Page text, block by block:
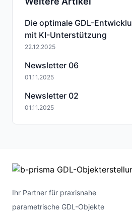
Die optimale GDL-
mit KI-Unterstützung
22.12.2025
Newsletter 06
01.11.2025
Newsletter 02
01.11.2025
Ihr Partner für praxisnahe
parametrische GDL-Objekte